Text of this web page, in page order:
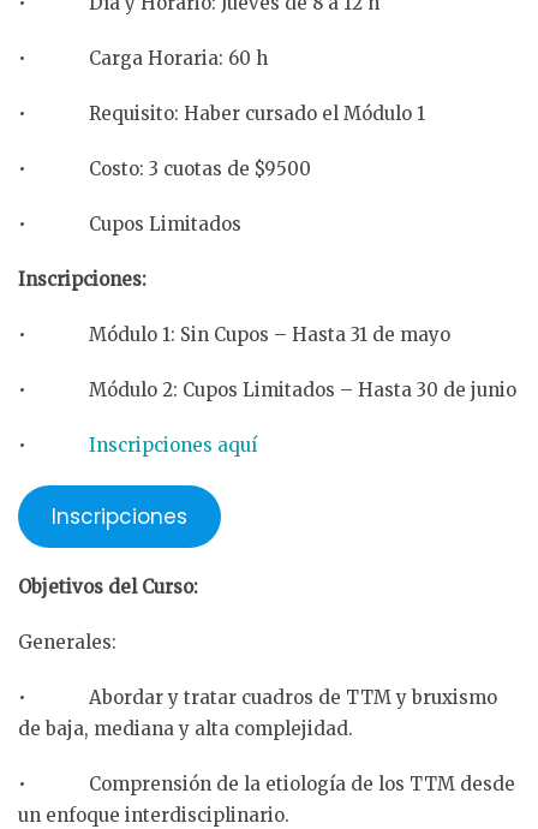
• Carga Horaria: 60 h
• Requisito: Haber cursado el Módulo 1
• Costo: 3 cuotas de $9500
• Cupos Limitados
Inscripciones:
• Módulo 1: Sin Cupos – Hasta 31 de mayo
• Módulo 2: Cupos Limitados – Hasta 30 de junio
• Inscripciones aquí
Inscripciones
Objetivos del Curso:
Generales:
• Abordar y tratar cuadros de TTM y bruxismo
de baja, mediana y alta complejidad.
• Comprensión de la etiología de los TTM desde
un enfoque interdisciplinario.